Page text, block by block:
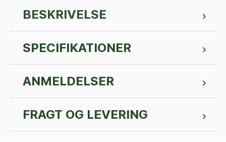
BESKRIVELSE
SPECIFIKATIONER
ANMELDELSER
FRAGT OG LEVERING